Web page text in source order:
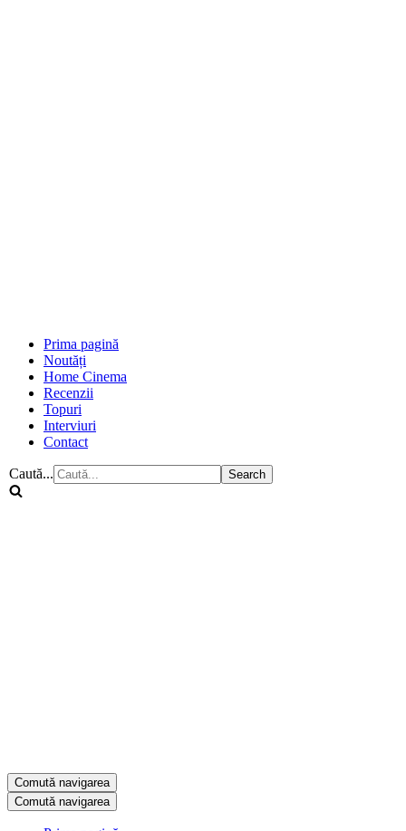
Prima pagină
Noutăți
Home Cinema
Recenzii
Topuri
Interviuri
Contact
Caută...
Comută navigarea
Comută navigarea